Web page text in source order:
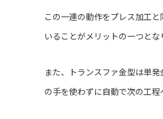
この一連の動作をプレス加工
いることがメリットの一つとな
また、トランスファ金型は単
の手を使わずに自動で次の工